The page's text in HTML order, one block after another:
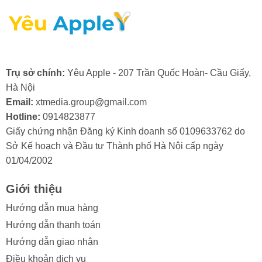
Màn hình iPad Air 6 là một bộ phận quan trọng và có giá
trị, do đó, việc cổ cáp màn hình bị hỏng thường khiến
người dùng khá lo lắng. Việc hiểu rõ các nguyên nhân
gây ra tình trạng này sẽ giúp bạn chủ động phòng tránh
và bảo vệ thiết bị của mình hiệu quả hơn.
Trong quá trình sử dụng, màn hình iPad Mini 3 có thể
xuất phát từ một số lý do sau:
- Va đập mạnh: Điện thoại bị rơi hoặc va đập gây tổn
- Thấm nước: Nước xâm nhập làm hỏng các linh kiện ở
Trụ sở chính: Yêu Apple - 207 Trần Quốc Hoàn- Cầu Giấy,
Hà Nội
Email: xtmedia.group@gmail.com
Hotline: 0914823877
Giấy chứng nhận Đăng ký Kinh doanh số 0109633762 do
Sở Kế hoạch và Đầu tư Thành phố Hà Nội cấp ngày
01/04/2002
Giới thiệu
Hướng dẫn mua hàng
Hướng dẫn thanh toán
Hướng dẫn giao nhận
Điều khoản dịch vụ